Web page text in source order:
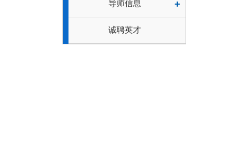
导师信息 +
诚聘英才